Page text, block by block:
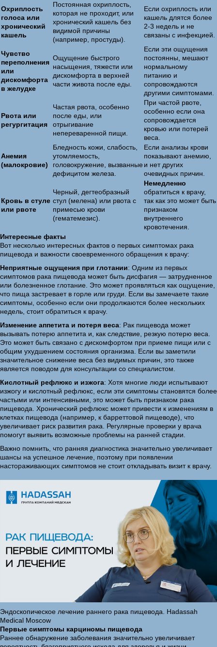
Охриплость
голоса или
хронический
кашель
Постоянная охриплость,
которая не проходит, или
хронический кашель без
видимой причины
(например, простуды).
Если охриплость или
кашель длятся более
2-3 недель и не
связаны с инфекцией.
Чувство
переполнения
или
дискомфорта
в желудке
Ощущение быстрого
насыщения, тяжести или
дискомфорта в верхней
части живота после еды.
Если эти ощущения
постоянны, мешают
нормальному
питанию и
сопровождаются
другими симптомами.
Рвота или
регургитация
Частая рвота, особенно
после еды, или
отрыгивание
непереваренной пищи.
При частой рвоте,
особенно если она
сопровождается
кровью или потерей
веса.
Анемия
(малокровие)
Бледность кожи, слабость,
утомляемость,
головокружение, вызванные
дефицитом железа.
Если анализы крови
показывают анемию,
и нет других
очевидных причин.
Кровь в стуле
или рвоте
Черный, дегтеобразный
стул (мелена) или рвота с
примесью крови
(гематемезис).
Немедленно
обратиться к врачу,
так как это может быть
признаком
внутреннего
кровотечения.
Интересные факты
Вот несколько интересных фактов о первых симптомах рака
пищевода и важности своевременного обращения к врачу:
Неприятные ощущения при глотании: Одним из первых
симптомов рака пищевода может быть дисфагия — затрудненное
или болезненное глотание. Это может проявляться как ощущение,
что пища застревает в горле или груди. Если вы замечаете такие
симптомы, особенно если они продолжаются более нескольких
недель, стоит обратиться к врачу.
Изменение аппетита и потеря веса: Рак пищевода может
вызывать потерю аппетита и, как следствие, резкую потерю веса.
Это может быть связано с дискомфортом при приеме пищи или с
общим ухудшением состояния организма. Если вы заметили
значительное снижение веса без видимых причин, это также
является поводом для консультации со специалистом.
Кислотный рефлюкс и изжога: Хотя многие люди испытывают
изжогу и кислотный рефлюкс, если эти симптомы становятся более
частыми или интенсивными, это может быть признаком рака
пищевода. Хронический рефлюкс может привести к изменениям в
клетках пищевода (например, к барреттовой пищеводе), что
увеличивает риск развития рака. Регулярные проверки у врача
помогут выявить возможные проблемы на ранней стадии.
Важно помнить, что ранняя диагностика значительно увеличивает
шансы на успешное лечение, поэтому при появлении
настораживающих симптомов не стоит откладывать визит к врачу.
Эндоскопическое лечение раннего рака пищевода. Hadassah
Medical Moscow
Первые симптомы карциномы пищевода
Раннее обнаружение заболевания значительно увеличивает